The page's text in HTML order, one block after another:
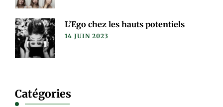
L’Ego chez les hauts potentiels
14 JUIN 2023
Catégories